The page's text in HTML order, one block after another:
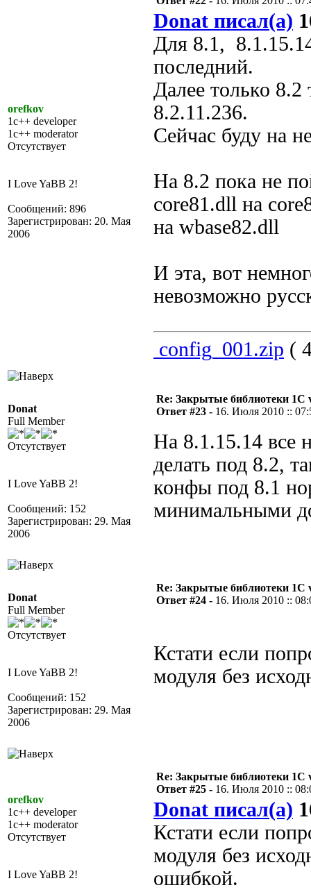
orefkov
1c++ developer
1c++ moderator
Отсутствует
I Love YaBB 2!
Сообщений: 896
Зарегистрирован: 20. Мая
2006
Donat писал(а)
Для 8.1,
последний.
Далее только
8.2.11.236.
Сейчас буду на
На 8.2 пока не
core81.dll на
на wbase82.dll
И эта, вот
невозможно
config_001.zip (
Donat
Full Member
Отсутствует
I Love YaBB 2!
Сообщений: 152
Зарегистрирован: 29. Мая
2006
Re: Закрытые библиотеки 1С
Ответ #23 - 16. Июля 2010 ::
На 8.1.15.14 все
делать под 8.2,
конфы под 8.1
минимальными
Donat
Full Member
Отсутствует
I Love YaBB 2!
Сообщений: 152
Зарегистрирован: 29. Мая
2006
Re: Закрытые библиотеки 1С
Ответ #24 - 16. Июля 2010 ::
Кстати если
модуля без
orefkov
1c++ developer
1c++ moderator
Отсутствует
I Love YaBB 2!
Re: Закрытые библиотеки 1С
Ответ #25 - 16. Июля 2010 ::
Donat писал(а)
Кстати если
модуля без
ошибкой.